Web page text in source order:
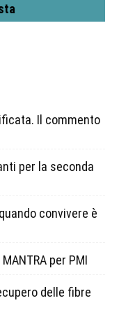
Il commento
per la seconda
convivere è
per PMI
delle fibre